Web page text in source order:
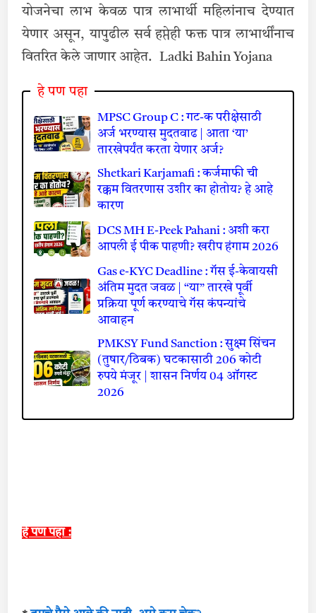
योजनेचा लाभ केवळ पात्र लाभार्थी महिलांनाच देण्यात
येणार असून, यापुढील सर्व हप्तेही फक्त पात्र लाभार्थींनाच
वितरित केले जाणार आहेत. Ladki Bahin Yojana
हे पण पहा
MPSC Group C : गट-क परीक्षेसाठी
अर्ज भरण्यास मुदतवाढ | आता ‘या’
तारखेपर्यंत करता येणार अर्ज?
Shetkari Karjamafi : कर्जमाफी ची
रक्कम वितरणास उशीर का होतोय? हे आहे
कारण
DCS MH E-Peek Pahani : अशी करा
आपली ई पीक पाहणी? खरीप हंगाम 2026
Gas e-KYC Deadline : गॅस ई-केवायसी
अंतिम मुदत जवळ | “या” तारखे पूर्वी
प्रक्रिया पूर्ण करण्याचे गॅस कंपन्यांचे
आवाहन
PMKSY Fund Sanction : सुक्ष्म सिंचन
(तुषार/ठिबक) घटकासाठी 206 कोटी
रुपये मंजूर | शासन निर्णय 04 ऑगस्ट
2026
हे पण पहा :